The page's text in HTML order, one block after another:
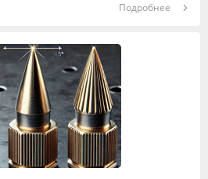
Подробнее